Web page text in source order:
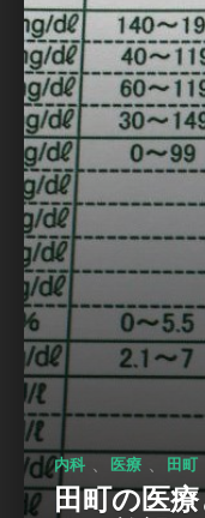
内科 、 医療 、 田町
田町の医